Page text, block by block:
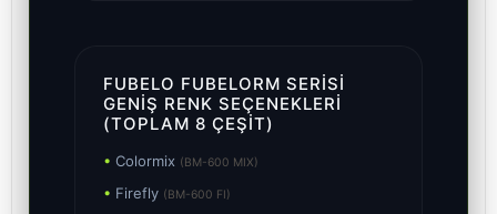
FUBELO FUBELORM SERISI
GENIŞ RENK SEÇENEKLERI
(TOPLAM 8 ÇEŞIT)
• Colormix (BM-600 MIX)
• Firefly (BM-600 FI)